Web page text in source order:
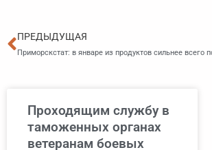
Пред
ПРЕДЫДУЩАЯ
Приморскстат: в январе из продуктов сильнее всего
Проходящим службу в
таможенных органах
ветеранам боевых